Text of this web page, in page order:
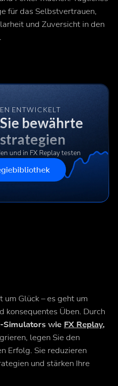
für das Selbstvertrauen,
und Zuversicht in den
ENTWICKELT
bewährte
und in FX Replay testen
um Glück – es geht um
konsequentes Üben. Durch
Simulators wie FX Replay,
legen Sie den
Erfolg. Sie reduzieren
und stärken Ihre